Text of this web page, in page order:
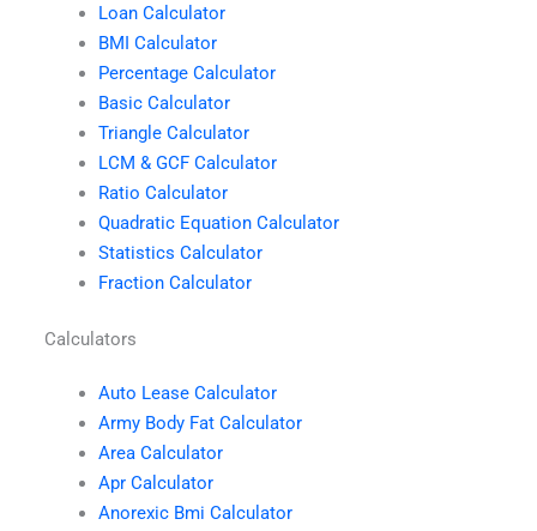
Loan Calculator
BMI Calculator
Percentage Calculator
Basic Calculator
Triangle Calculator
LCM & GCF Calculator
Ratio Calculator
Quadratic Equation Calculator
Statistics Calculator
Fraction Calculator
Calculators
Auto Lease Calculator
Army Body Fat Calculator
Area Calculator
Apr Calculator
Anorexic Bmi Calculator